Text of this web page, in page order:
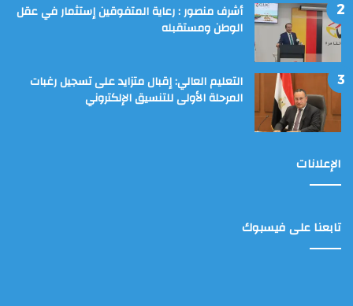
أشرف منصور : رعاية المتفوقين إستثمار في عقل
الوطن ومستقبله
التعليم العالي: إقبال متزايد على تسجيل رغبات
المرحلة الأولى للتنسيق الإلكتروني
الإعلانات
تابعنا على فيسبوك